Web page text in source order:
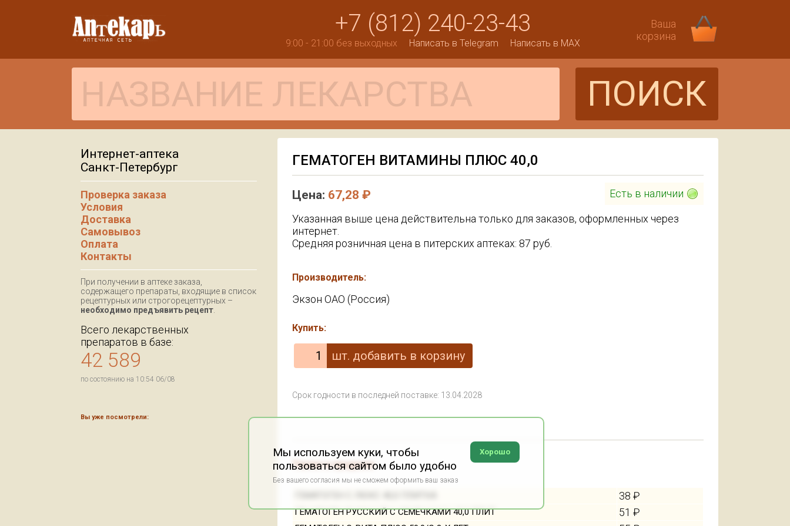
+7 (812) 240-23-43
9:00 - 21:00 без выходных Написать в Telegram Написать в MAX
Ваша
корзина
ПОИСК
Интернет-аптека
Санкт-Петербург
Проверка заказа
Условия
Доставка
Самовывоз
Оплата
Контакты
При получении в аптеке заказа,
содержащего препараты, входящие в список
рецептурных или строгорецептурных –
необходимо предъявить рецепт
Всего лекарственных
препаратов в базе:
42 589
по состоянию на 10:54 06/08
Вы уже посмотрели:
ГЕМАТОГЕН ВИТАМИНЫ ПЛЮС 40,0
Цена: 67,28 ₽ Есть в наличии
Указанная выше цена действительна только для заказов, оформленных через
интернет.
Средняя розничная цена в питерских аптеках: 87 руб.
Производитель:
Экзон ОАО (Россия)
Купить:
Срок годности в последней поставке: 13.04.2028
Также в продаже:
38 ₽
ГЕМАТОГЕН РУССКИЙ С СЕМЕЧКАМИ 40,0 ПЛИТ 51 ₽
Хорошо
Мы используем куки, чтобы
пользоваться сайтом было удобно
Без вашего согласия мы не сможем оформить ваш заказ